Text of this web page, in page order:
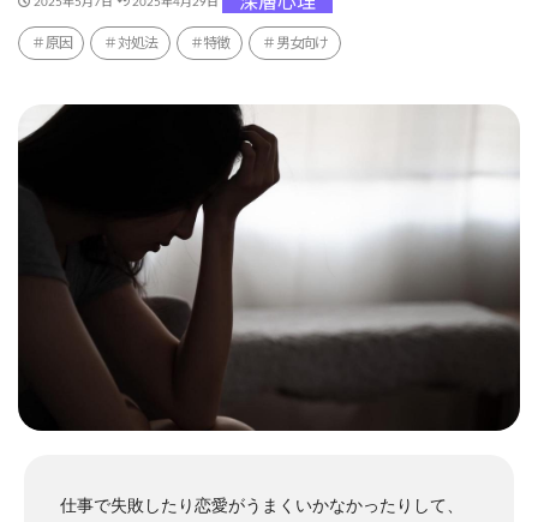
2025年5月7日 2025年4月29日
原因 対処法 特徴 男女向け
仕事で失敗したり恋愛がうまくいかなかったりして、